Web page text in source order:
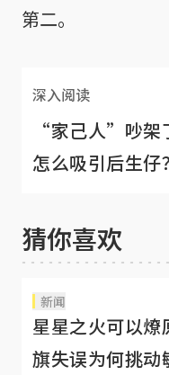
第二。
深入阅读
“家己人”吵架
怎么吸引后生仔？
猜你喜欢
新闻
星星之火可以
旗失误为何挑动